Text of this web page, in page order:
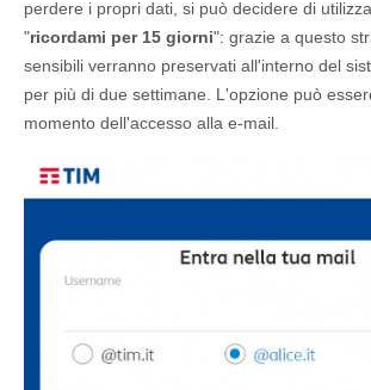
perdere i propri dati, si può decidere di
"ricordami per 15 giorni": grazie a questo
sensibili verranno preservati all'interno del
per più di due settimane. L'opzione può
momento dell'accesso alla e-mail.